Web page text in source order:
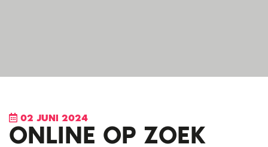
02 JUNI 2024
ONLINE OP ZOEK